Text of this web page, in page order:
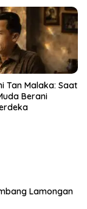
Tan Malaka: Saat
Berani
Lamongan